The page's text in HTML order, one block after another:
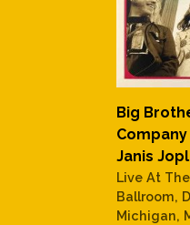
Big
Company
Janis
Live At
Ballroom,
Michigan,